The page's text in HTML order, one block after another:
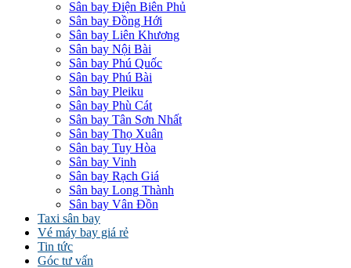
Sân bay Điện Biên Phủ
Sân bay Đồng Hới
Sân bay Liên Khương
Sân bay Nội Bài
Sân bay Phú Quốc
Sân bay Phú Bài
Sân bay Pleiku
Sân bay Phù Cát
Sân bay Tân Sơn Nhất
Sân bay Thọ Xuân
Sân bay Tuy Hòa
Sân bay Vinh
Sân bay Rạch Giá
Sân bay Long Thành
Sân bay Vân Đồn
Taxi sân bay
Vé máy bay giá rẻ
Tin tức
Góc tư vấn